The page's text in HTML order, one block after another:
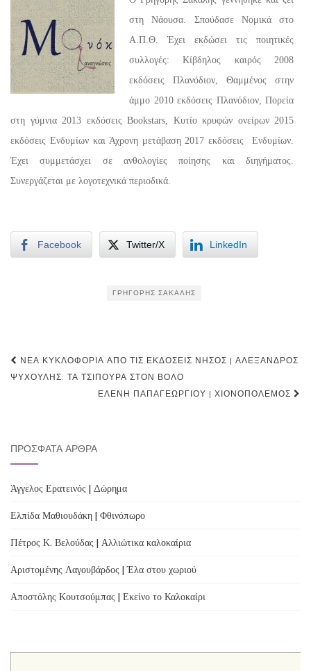
στη Νάουσα. Σπούδασε Νομικά στο
Α.Π.Θ. Έχει εκδώσει τις ποιητικές
συλλογές: Κίβδηλος καιρός 2008
εκδόσεις Πλανόδιον, Θαμμένος στην
άμμο 2010 εκδόσεις Πλανόδιον, Πορεία
στη γύμνια 2013 εκδόσεις Bookstars, Κυτίο κρυφών ονείρων 2015
εκδόσεις Ενδυμίων και Άχρονη μετάβαση 2017 εκδόσεις Ενδυμίων.
Έχει συμμετάσχει σε ανθολογίες ποίησης και διηγήματος.
Συνεργάζεται με λογοτεχνικά περιοδικά.
Facebook Twitter/X LinkedIn
ΓΡΗΓΌΡΗΣ ΣΑΚΑΛΉΣ
Post
navigation
ΝΈΑ ΚΥΚΛΟΦΟΡΊΑ ΑΠΌ ΤΙΣ ΕΚΔΌΣΕΙΣ ΝΉΣΟΣ | ΑΛΈΞΑΝΔΡΟΣ
ΨΥΧΟΎΛΗΣ: ΤΑ ΤΣΊΠΟΥΡΑ ΣΤΟΝ ΒΌΛΟ
ΕΛΈΝΗ ΠΑΠΑΓΕΩΡΓΊΟΥ | ΧΙΟΝΟΠΌΛΕΜΟΣ
ΠΡΌΣΦΑΤΑ ΆΡΘΡΑ
Άγγελος Ερατεινός | Δώρημα
Ελπίδα Μαθιουδάκη | Φθινόπωρο
Πέτρος Κ. Βελούδας | Αλλιώτικα καλοκαίρια
Αριστομένης Λαγουβάρδος | Έλα στου χωριού
Αποστόλης Κουτσούμπας | Εκείνο το Καλοκαίρι